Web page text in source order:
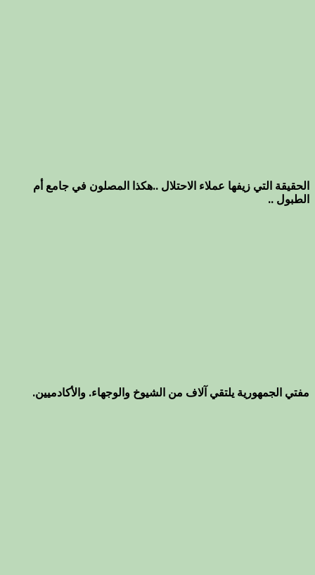
الحقيقة التي زيفها عملاء الاحتلال ..هكذا المصلون في جامع أم
الطبول ..
مفتي الجمهورية يلتقي آلاف من الشيوخ والوجهاء. والأكادميين.